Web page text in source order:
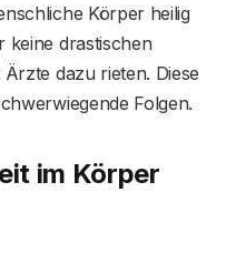
Körper heilig
keine drastischen
dazu rieten. Diese
Folgen.
im Körper